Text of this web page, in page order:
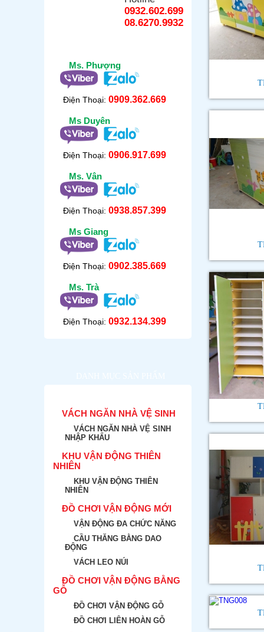
0932.602.699
08.6270.9932
Ms. Phượng
Điện Thoại: 0909.362.669
Ms Duyên
Điện Thoại: 0906.917.699
Ms. Vân
Điện Thoại: 0938.857.399
Ms Giang
Điện Thoại: 0902.385.669
Ms. Trà
Điện Thoại: 0932.134.399
VÁCH NGĂN NHÀ VỆ SINH
VÁCH NGĂN NHÀ VỆ SINH
NHẬP KHẨU
KHU VẬN ĐỘNG THIÊN
NHIÊN
KHU VẬN ĐỘNG THIÊN
NHIÊN
ĐỒ CHƠI VẬN ĐỘNG MỚI
VẬN ĐỘNG ĐA CHỨC NĂNG
CẦU THĂNG BẰNG DAO
ĐỘNG
VÁCH LEO NÚI
ĐỒ CHƠI VẬN ĐỘNG BẰNG
GỖ
ĐỒ CHƠI VẬN ĐỘNG GỖ
ĐỒ CHƠI LIÊN HOÀN GỖ